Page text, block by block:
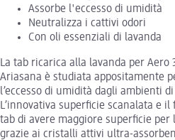
Assorbe l'eccesso di umidità
Neutralizza i cattivi odori
Con oli essenziali di lavanda
La tab ricarica alla lavanda per Aero
Ariasana è studiata appositamente
l’eccesso di umidità dagli ambienti
L’innovativa superficie scanalata e
tab di avere maggiore superficie per
grazie ai cristalli attivi ultra-